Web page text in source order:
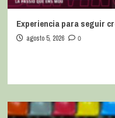
Experiencia para seguir
agosto 5, 2026 0